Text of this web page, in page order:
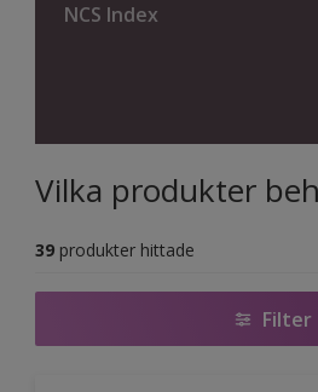
NCS Index
Vilka produkter
39 produkter hittade
Filter